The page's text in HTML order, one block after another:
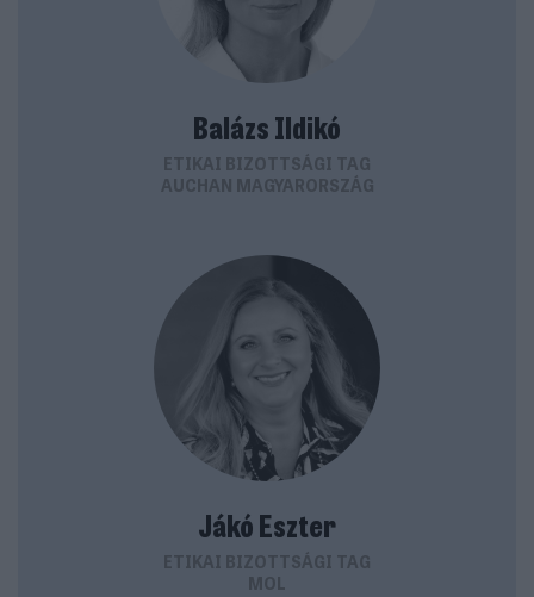
Balázs Ildikó
ETIKAI BIZOTTSÁGI TAG
AUCHAN MAGYARORSZÁG
Jákó Eszter
ETIKAI BIZOTTSÁGI TAG
MOL